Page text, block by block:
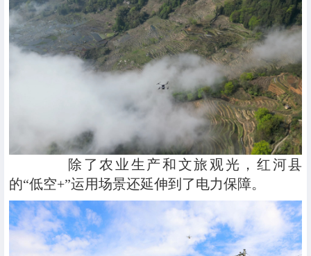
除了农业生产和文旅观光，红河县
的“低空+”运用场景还延伸到了电力保障。